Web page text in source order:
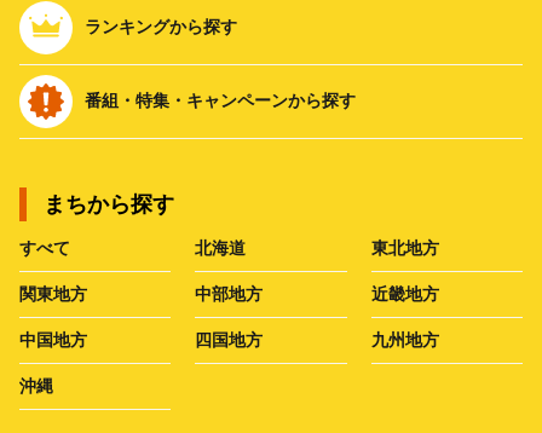
ランキングから探す
番組・特集・キャンペーンから探す
まちから探す
すべて 北海道 東北地方
関東地方 中部地方 近畿地方
中国地方 四国地方 九州地方
沖縄